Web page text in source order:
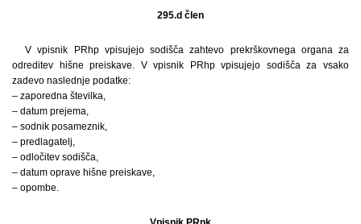
295.d člen
V vpisnik PRhp vpisujejo sodišča zahtevo prekrškovnega organa za
odreditev hišne preiskave. V vpisnik PRhp vpisujejo sodišča za vsako
zadevo naslednje podatke:
– zaporedna številka,
– datum prejema,
– sodnik posameznik,
– predlagatelj,
– odločitev sodišča,
– datum oprave hišne preiskave,
– opombe.